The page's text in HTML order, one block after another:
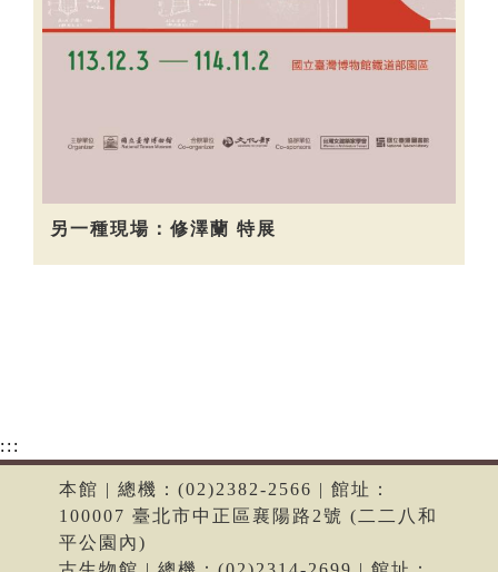
另一種現場：修澤蘭 特展
:::
本館 | 總機：(02)2382-2566 | 館址：
100007 臺北市中正區襄陽路2號 (二二八和
平公園內)